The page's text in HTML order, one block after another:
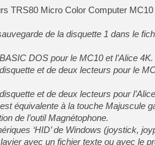
TRS80 Micro Color Computer
de la disquette 1 dans le
DOS pour le MC10 et l’Alice 4K.
et de deux lecteurs pour le
et de deux lecteurs pour
équivalente à la touche Majuscule
de l’outil Magnétophone.
‘HID’ de Windows (joystick,
avec un fichier texte ou avec le